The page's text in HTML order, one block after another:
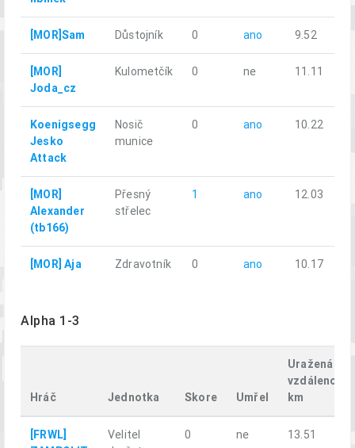
[MOR]Sam Důstojník 0 ano 9.52
[MOR]
Joda_cz
Kulometčík 0 ne 11.11
Koenigsegg
Jesko
Attack
Nosič
munice
0 ano 10.22
[MOR]
Alexander
(tb166)
Přesný
střelec
1 ano 12.03
[MOR] Aja Zdravotník 0 ano 10.17
Alpha 1-3
Hráč Jednotka Skore Umřel
Uražená
vzdálenost,
km
[FRWL]
Velitel
0 ne 13.51